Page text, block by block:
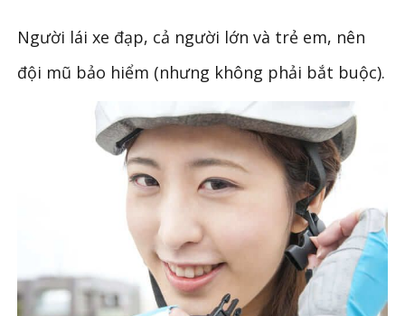
Người lái xe đạp, cả người lớn và trẻ em, nên
đội mũ bảo hiểm (nhưng không phải bắt buộc).